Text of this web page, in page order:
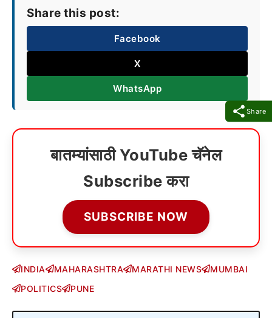
Share
Share this post:
Facebook
X
WhatsApp
बातम्यांसाठी YouTube चॅनेल
Subscribe करा
SUBSCRIBE NOW
INDIA MAHARASHTRA MARATHI NEWS
MUMBAI
POLITICS
PUNE